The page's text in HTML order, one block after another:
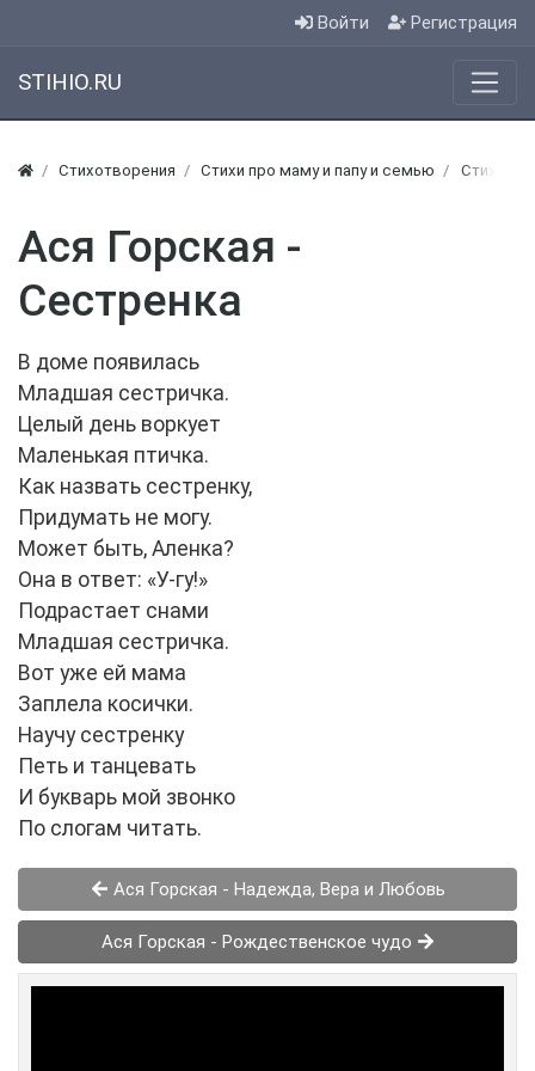
Войти Регистрация
STIHIO.RU
Стихотворения Стихи про маму и папу и семью Стихи о
Ася Горская -
Сестренка
В доме появилась
Младшая сестричка.
Целый день воркует
Маленькая птичка.
Как назвать сестренку,
Придумать не могу.
Может быть, Аленка?
Она в ответ: «У-гу!»
Подрастает снами
Младшая сестричка.
Вот уже ей мама
Заплела косички.
Научу сестренку
Петь и танцевать
И букварь мой звонко
По слогам читать.
Ася Горская - Надежда, Вера и Любовь
Ася Горская - Рождественское чудо